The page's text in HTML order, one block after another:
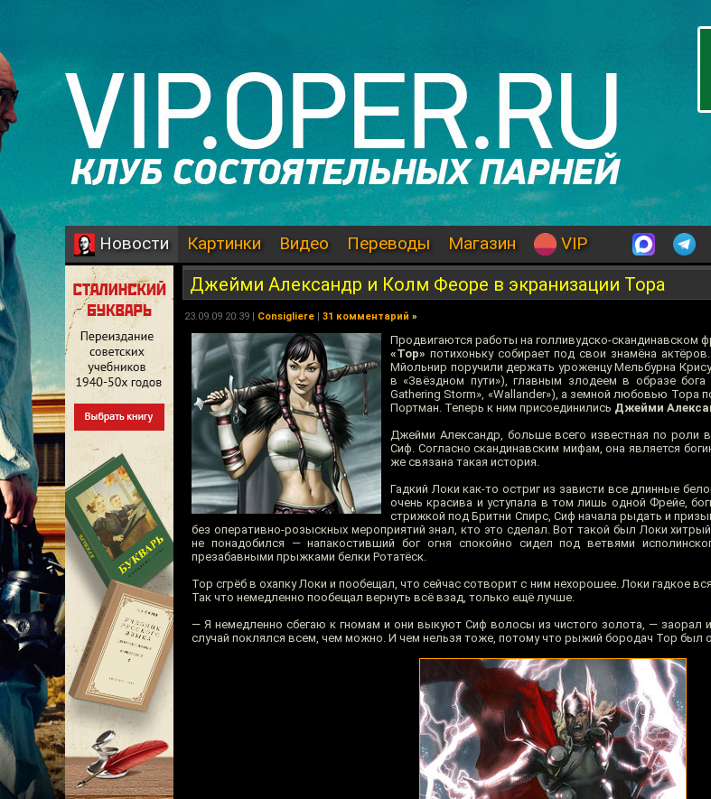
Новости Картинки Видео Переводы Магазин VIP
Джейми Александр и Колм Феоре в экранизации Тора
23.09.09 20:39 | Consigliere | 31 комментарий »
Продвигаются работы на голливудско-скандинавском
«Тор» потихоньку собирает под свои знамёна
Мйольнир поручили держать уроженцу Мельбурна
в «Звёздном пути»), главным злодеем в образе
Gathering Storm», «Wallander»), а земной любовью Тора
Портман. Теперь к ним присоединились Джейми
Джейми Александр, больше всего известная по роли в
Сиф. Согласно скандинавским мифам, она является
же связана такая история.
Гадкий Локи как-то остриг из зависти все длинные
очень красива и уступала в том лишь одной Фрейе,
стрижкой под Бритни Спирс, Сиф начала рыдать и
без оперативно-розыскных мероприятий знал, кто это сделал. Вот такой был Локи
не понадобился — напакостивший бог огня спокойно сидел под ветвями
презабавными прыжками белки Ротатёск.
Тор сгрёб в охапку Локи и пообещал, что сейчас сотворит с ним нехорошее. Локи гадкое
Так что немедленно пообещал вернуть всё взад, только ещё лучше.
— Я немедленно сбегаю к гномам и они выкуют Сиф волосы из чистого золота, — заорал
случай поклялся всем, чем можно. И чем нельзя тоже, потому что рыжий бородач Тор был